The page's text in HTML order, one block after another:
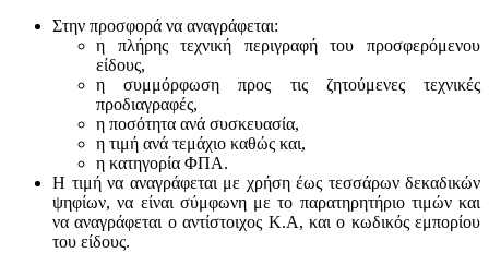
Στην προσφορά να αναγράφεται:
η πλήρης τεχνική περιγραφή του προσφερόμενου
είδους,
η συμμόρφωση προς τις ζητούμενες τεχνικές
προδιαγραφές,
η ποσότητα ανά συσκευασία,
η τιμή ανά τεμάχιο καθώς και,
η κατηγορία ΦΠΑ.
Η τιμή να αναγράφεται με χρήση έως τεσσάρων δεκαδικών
ψηφίων, να είναι σύμφωνη με το παρατηρητήριο τιμών και
να αναγράφεται ο αντίστοιχος Κ.Α, και ο κωδικός εμπορίου
του είδους.